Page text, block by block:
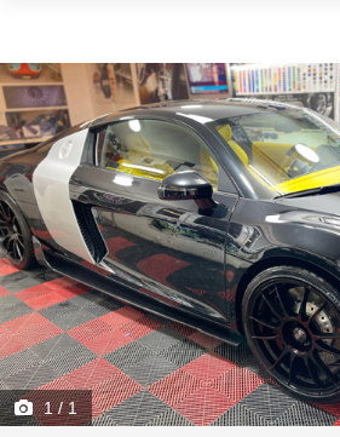
1/ 1